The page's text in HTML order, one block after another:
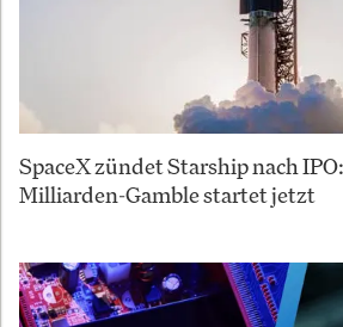
SpaceX zündet Starship nach
Milliarden-Gamble startet jetzt